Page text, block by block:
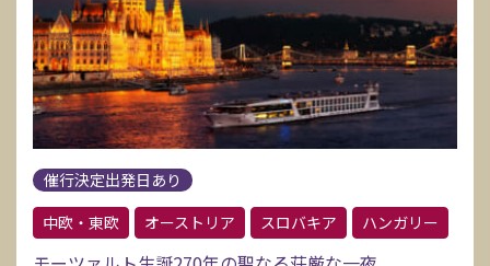
催行決定出発日あり
中欧・東欧
オーストリア スロバキア ハンガリー